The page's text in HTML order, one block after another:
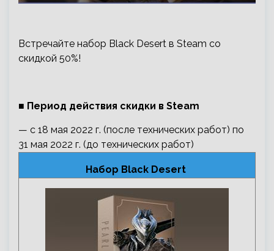
Встречайте набор Black Desert в Steam со
скидкой 50%!
■ Период действия скидки в Steam
— с 18 мая 2022 г. (после технических работ) по
31 мая 2022 г. (до технических работ)
Набор Black Desert